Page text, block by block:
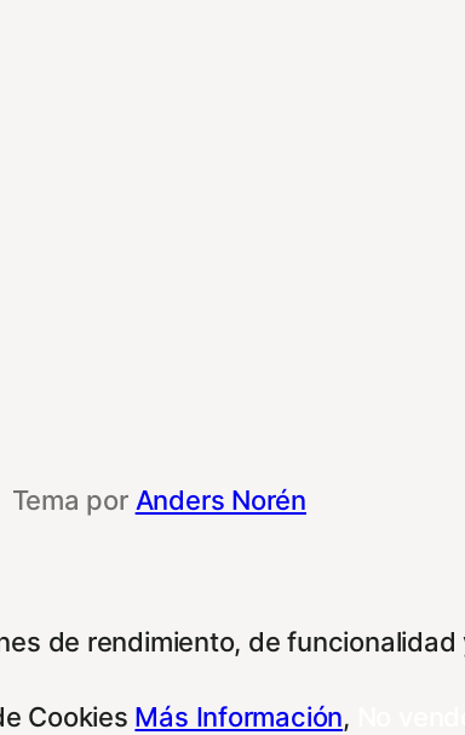
Tema por Anders Norén
de rendimiento, de
Cookies Más Información,